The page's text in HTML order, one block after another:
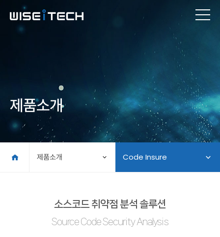
제품소개
제품소개 Code Insure
소스코드 취약점 분석 솔루션
Source Code Security Analysis